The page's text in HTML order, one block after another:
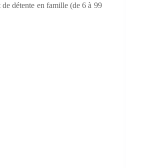
détente en famille (de 6 à 99